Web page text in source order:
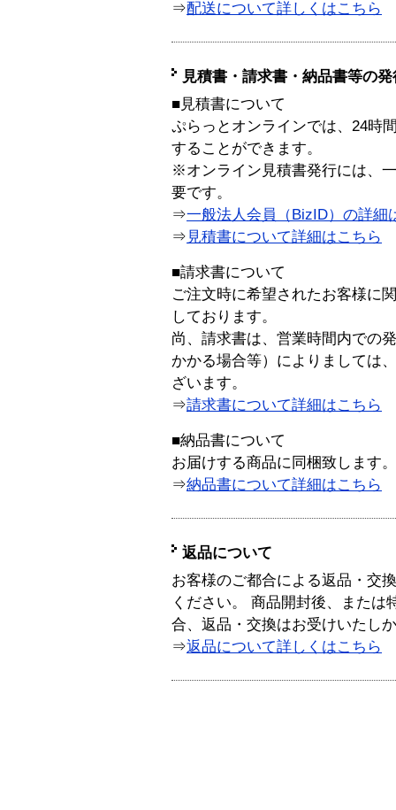
⇒配送について詳しくはこちら
見積書・請求書・納品書等の
■見積書について
ぷらっとオンラインでは、24時
することができます。
※オンライン見積書発行には、
要です。
⇒一般法人会員（BizID）の詳細
⇒ 見積書について詳細はこちら
■請求書について
ご注文時に希望されたお客様に
しております。
尚、請求書は、営業時間内での
かかる場合等）によりましては
ざいます。
⇒請求書について詳細はこちら
■納品書について
お届けする商品に同梱致します。
⇒納品書について詳細はこちら
返品について
お客様のご都合による返品・交
ください。 商品開封後、または
合、返品・交換はお受けいたし
⇒返品について詳しくはこちら